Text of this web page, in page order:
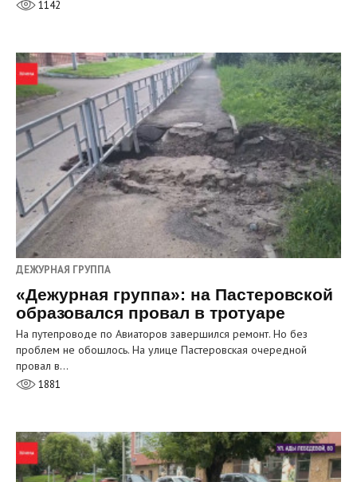
1142
ДЕЖУРНАЯ ГРУППА
«Дежурная группа»: на Пастеровской
образовался провал в тротуаре
На путепроводе по Авиаторов завершился ремонт. Но без
проблем не обошлось. На улице Пастеровская очередной
провал в…
1881